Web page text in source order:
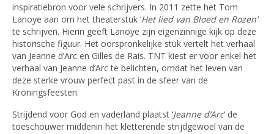
inspiratiebron voor vele schrijvers. In 2011 zette het Tom
Lanoye aan om het theaterstuk ‘Het lied van Bloed en Rozen’
te schrijven. Hierin geeft Lanoye zijn eigenzinnige kijk op deze
historische figuur. Het oorspronkelijke stuk vertelt het verhaal
van Jeanne d’Arc en Gilles de Rais. TNT kiest er voor enkel het
verhaal van Jeanne d’Arc te belichten, omdat het leven van
deze sterke vrouw perfect past in de sfeer van de
Kroningsfeesten.
Strijdend voor God en vaderland plaatst ‘Jeanne d’Arc‘ de
toeschouwer middenin het kletterende strijdgewoel van de